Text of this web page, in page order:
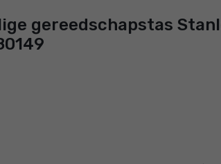
gereedschapstas Stanley